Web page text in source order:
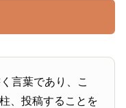
言葉であり、こ
、投稿することを